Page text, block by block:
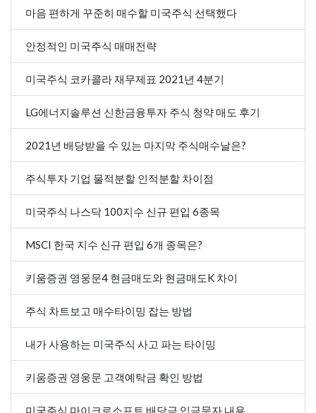
마음 편하게 꾸준히 매수할 미국주식 선택했다
안정적인 미국주식 매매전략
미국주식 코카콜라 재무제표 2021년 4분기
LG에너지솔루션 신한금융투자 주식 청약 매도 후기
2021년 배당받을 수 있는 마지막 주식매수날은?
주식투자 기업 물적분할 인적분할 차이점
미국주식 나스닥 100지수 신규 편입 6종목
MSCI 한국 지수 신규 편입 6개 종목은?
키움증권 영웅문4 현금매도와 현금매도K 차이
주식 차트보고 매수타이밍 잡는 방법
내가 사용하는 미국주식 사고 파는 타이밍
키움증권 영웅문 고객예탁금 확인 방법
미국주식 마이크로소프트 배당금 입금문자 내용